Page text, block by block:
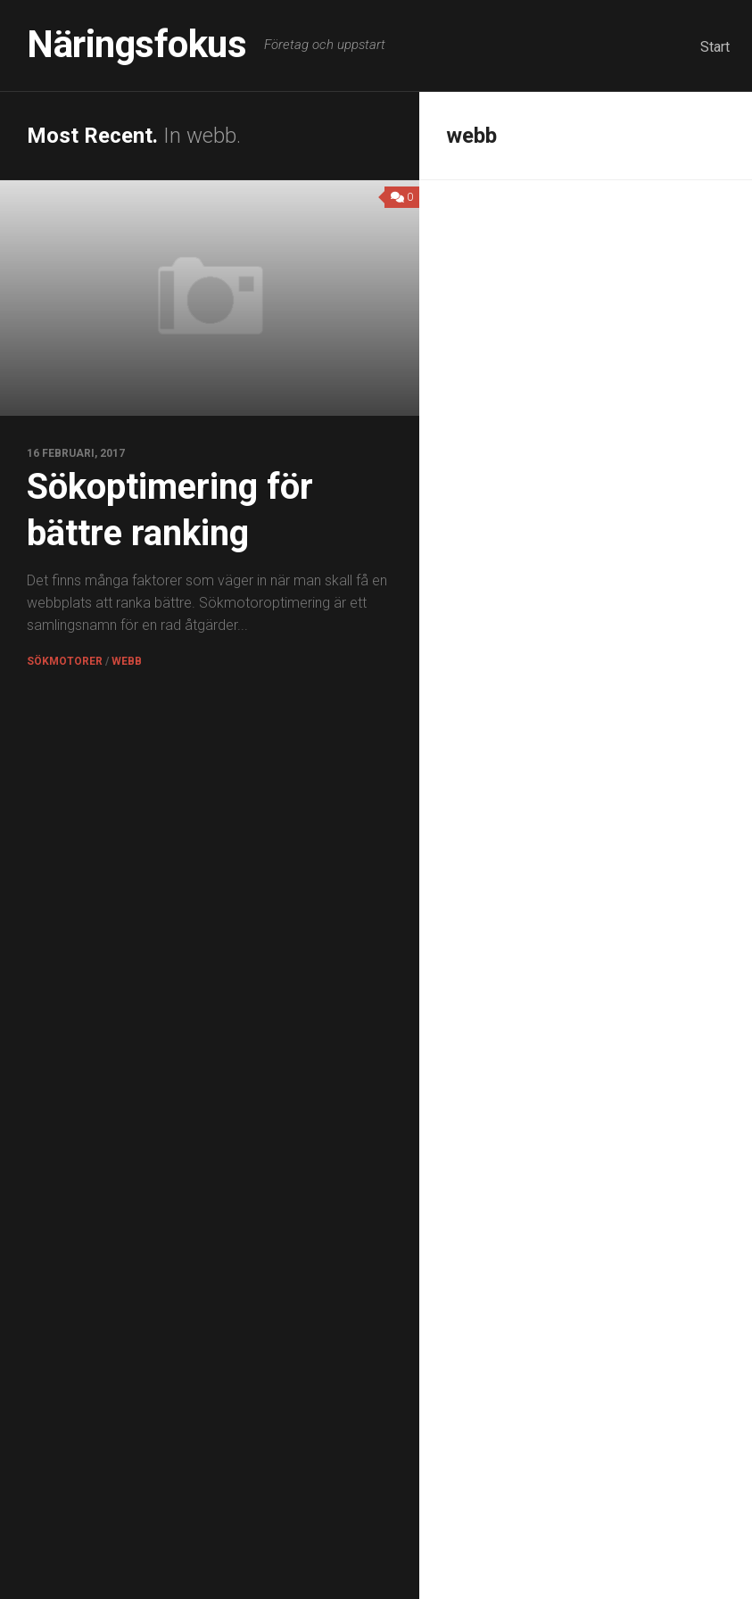
contentNäringsfokus Företag och uppstart Start
Most Recent. In webb.
0
16 FEBRUARI, 2017
Sökoptimering för
bättre ranking
Det finns många faktorer som väger in när man skall få en
webbplats att ranka bättre. Sökmotoroptimering är ett
samlingsnamn för en rad åtgärder...
SÖKMOTORER / WEBB
webb